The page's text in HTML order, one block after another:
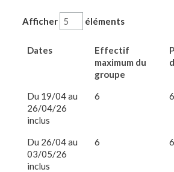
Afficher éléments
Dates
Effectif
maximum du
groupe
Du 19/04 au
26/04/26
inclus
6 6
Du 26/04 au
03/05/26
inclus
6 6